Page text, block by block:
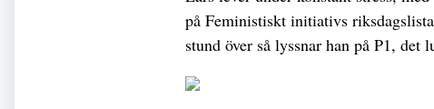
på Feministiskt initiativs
stund över så lyssnar han på P1, det